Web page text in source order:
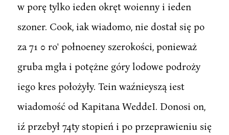
w porę tylko ieden okręt woienny i ieden
szoner. Cook, iak wiadomo, nie dostał się po
za 71 0 ro' połnoeney szerokości, ponieważ
gruba mgła i potężne góry lodowe podroży
iego kres położyły. Tein waźnieyszą iest
wiadomość od Kapitana WeddeI. Donosi on,
iź przebył 74ty stopień i po przeprawieniu się